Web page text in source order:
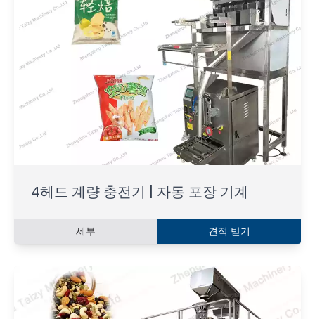
4헤드 계량 충전기 | 자동 포장 기계
세부 견적 받기